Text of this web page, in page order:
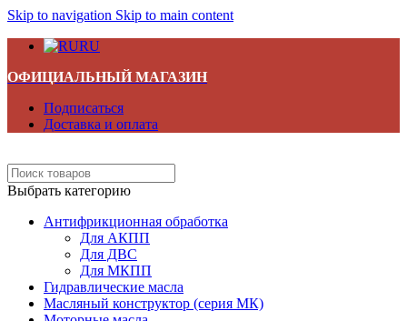
Skip to navigation Skip to main content
RU
ОФИЦИАЛЬНЫЙ МАГАЗИН
Подписаться
Доставка и оплата
Выбрать категорию
Антифрикционная обработка
Для АКПП
Для ДВС
Для МКПП
Гидравлические масла
Масляный конструктор (серия МК)